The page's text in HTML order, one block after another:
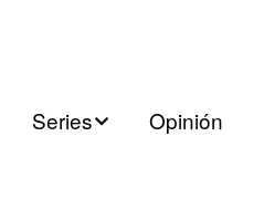
Series Opinión